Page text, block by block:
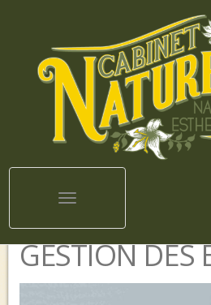
Toggle navigation
GESTION DES